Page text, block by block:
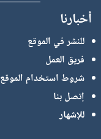
أخبارنا
للنشر في الموقع
فريق العمل
شروط استخدام الموقع
إتصل بنا
للإشهار